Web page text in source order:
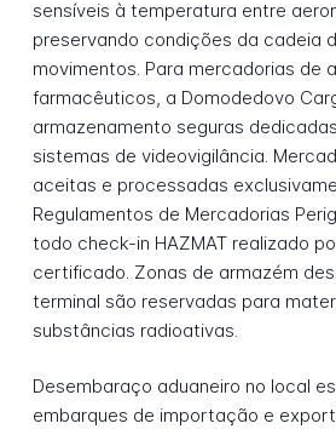
sensíveis à temperatura entre
preservando condições da cadeia
movimentos. Para mercadorias de
farmacêuticos, a Domodedovo
armazenamento seguras
sistemas de videovigilância.
aceitas e processadas
Regulamentos de Mercadorias
todo check-in HAZMAT realizado
certificado. Zonas de armazém
terminal são reservadas para
substâncias radioativas.
Desembaraço aduaneiro no local
embarques de importação e